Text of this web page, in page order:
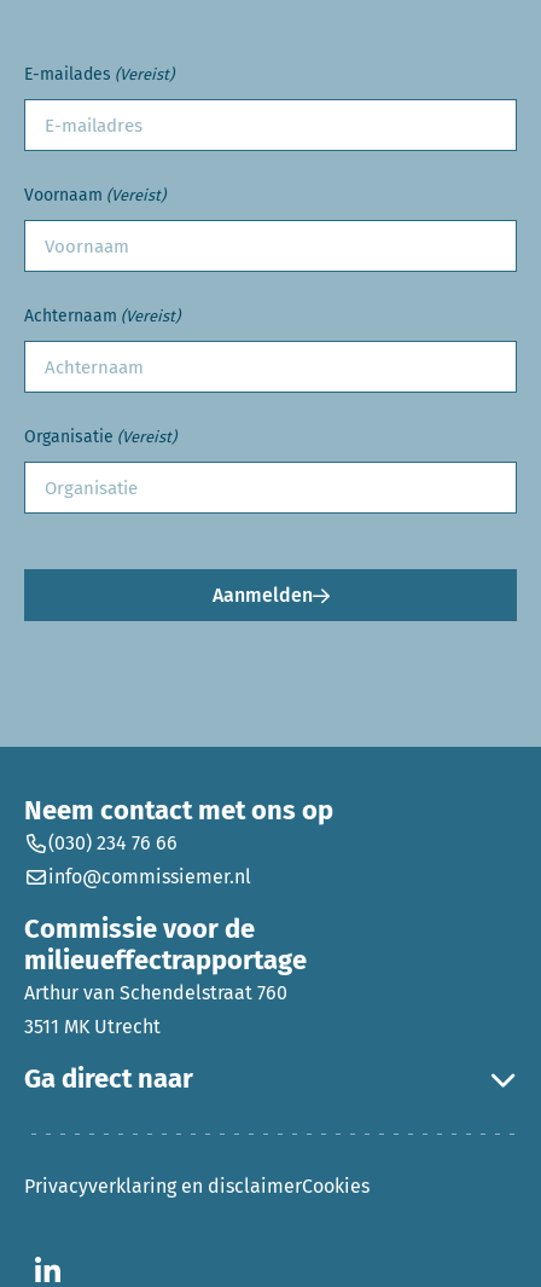
E-mailades (Vereist)
Voornaam (Vereist)
Achternaam (Vereist)
Organisatie (Vereist)
Aanmelden
Ga direct naar
Neem contact met ons op
(030) 234 76 66
info@commissiemer.nl
Commissie voor de
milieueffectrapportage
Arthur van Schendelstraat 760
3511 MK Utrecht
Privacyverklaring en disclaimerCookies
Ga naar LinkedIn